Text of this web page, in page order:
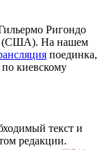
Ригондо
(США). На нашем
поединка,
по киевскому
текст и
редакции.